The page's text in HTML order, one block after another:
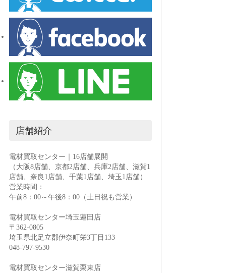
店舗紹介
電材買取センター｜16店舗展開
（大阪8店舗、京都2店舗、兵庫2店舗、滋賀1
店舗、奈良1店舗、千葉1店舗、埼玉1店舗）
営業時間：
午前8：00～午後8：00（土日祝も営業）
電材買取センター埼玉蓮田店
〒362-0805
埼玉県北足立郡伊奈町栄3丁目133
048-797-9530
電材買取センター滋賀栗東店